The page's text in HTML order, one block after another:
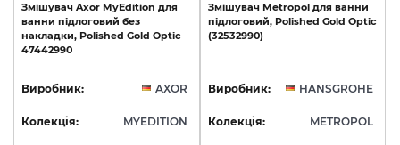
Змішувач Axor MyEdition для
ванни підлоговий без
накладки, Polished Gold Optic
47442990
Виробник: AXOR
Колекція: MYEDITION
Змішувач Metropol для ванни
підлоговий, Polished Gold Optic
(32532990)
Виробник: HANSGROHE
Колекція: METROPOL